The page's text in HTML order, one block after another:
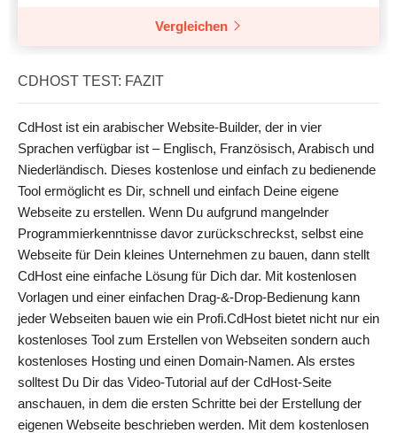
Vergleichen
CDHOST TEST: FAZIT
CdHost ist ein arabischer Website-Builder, der in vier
Sprachen verfügbar ist – Englisch, Französisch, Arabisch und
Niederländisch. Dieses kostenlose und einfach zu bedienende
Tool ermöglicht es Dir, schnell und einfach Deine eigene
Webseite zu erstellen. Wenn Du aufgrund mangelnder
Programmierkenntnisse davor zurückschreckst, selbst eine
Webseite für Dein kleines Unternehmen zu bauen, dann stellt
CdHost eine einfache Lösung für Dich dar. Mit kostenlosen
Vorlagen und einer einfachen Drag-&-Drop-Bedienung kann
jeder Webseiten bauen wie ein Profi.CdHost bietet nicht nur ein
kostenloses Tool zum Erstellen von Webseiten sondern auch
kostenloses Hosting und einen Domain-Namen. Als erstes
solltest Du Dir das Video-Tutorial auf der CdHost-Seite
anschauen, in dem die ersten Schritte bei der Erstellung der
eigenen Webseite beschrieben werden. Mit dem kostenlosen